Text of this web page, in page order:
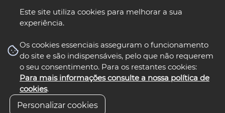
Este site utiliza cookies para melhorar a sua
experiência.
Os cookies essenciais asseguram o funcionamento
do site e são indispensáveis, pelo que não requerem
o seu consentimento. Para os restantes cookies:
Para mais informações consulte a nossa política de
cookies.
Personalizar cookies
nos select language